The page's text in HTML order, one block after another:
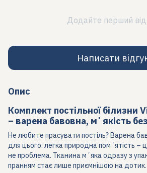
Додайте перший
Написати
Опис
Комплект постільної білизни
– варена бавовна, мʼякість
Не любите прасувати постіль? Варена
для цього: легка природна помʼятість –
не проблема. Тканина мʼяка одразу з
пранням стає лише приємнішою на дотик.